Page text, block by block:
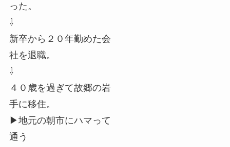
った。
⇩
新卒から２０年勤めた会
社を退職。
⇩
４０歳を過ぎて故郷の岩
手に移住。
▶︎地元の朝市にハマって
通う